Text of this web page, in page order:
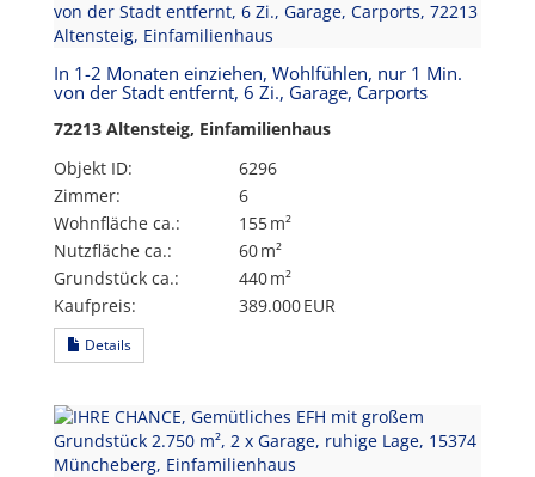
In 1-2 Monaten einziehen, Wohlfühlen, nur 1 Min.
von der Stadt entfernt, 6 Zi., Garage, Carports
72213 Altensteig, Einfamilienhaus
Objekt ID:
6296
Zimmer:
6
Wohnfläche ca.:
155 m²
Nutzfläche ca.:
60 m²
Grund­stück ca.:
440 m²
Kaufpreis:
389.000 EUR
Details